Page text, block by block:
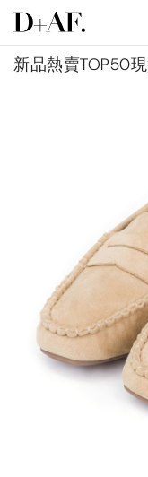
新品熱賣TOP50